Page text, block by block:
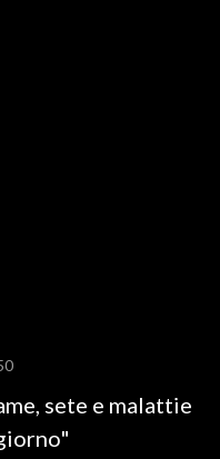
sete e malattie